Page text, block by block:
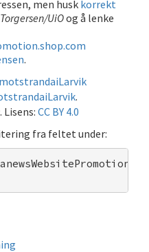
men husk korrekt
UiOog å lenke
.
.
. Lisens: CC BY 4.0
fra feltet under: